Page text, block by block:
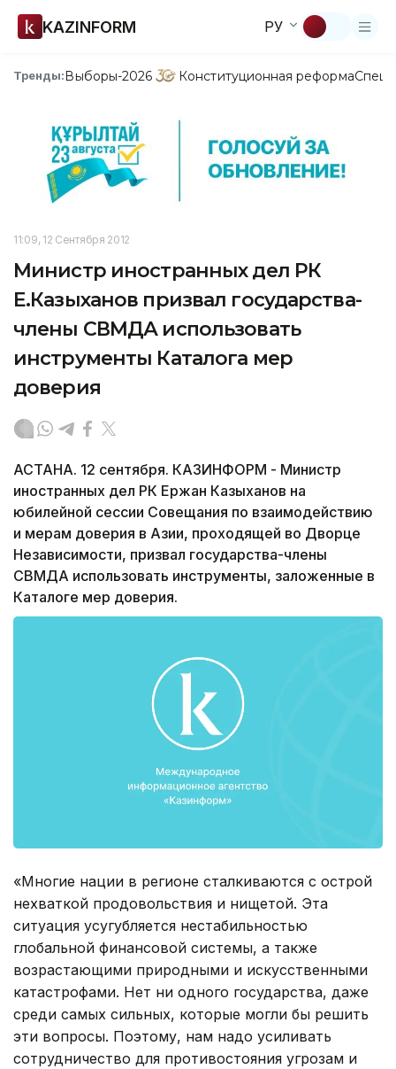
KAZINFORM РУ
Тренды:Выборы-2026 Конституционная реформа
11:09, 12 Сентября 2012
Министр иностранных дел РК
Е.Казыханов призвал государства-
члены СВМДА использовать
инструменты Каталога мер
доверия
АСТАНА. 12 сентября. КАЗИНФОРМ - Министр
иностранных дел РК Ержан Казыханов на
юбилейной сессии Совещания по взаимодействию
и мерам доверия в Азии, проходящей во Дворце
Независимости, призвал государства-члены
СВМДА использовать инструменты, заложенные в
Каталоге мер доверия.
«Многие нации в регионе сталкиваются с острой
нехваткой продовольствия и нищетой. Эта
ситуация усугубляется нестабильностью
глобальной финансовой системы, а также
возрастающими природными и искусственными
катастрофами. Нет ни одного государства, даже
среди самых сильных, которые могли бы решить
эти вопросы. Поэтому, нам надо усиливать
сотрудничество для противостояния угрозам и